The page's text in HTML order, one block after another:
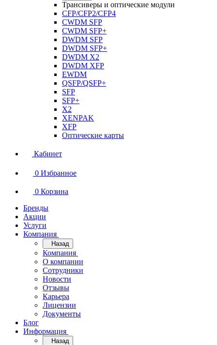
Трансиверы и оптические модули
CFP/CFP2/CFP4
CWDM SFP
CWDM SFP+
DWDM SFP
DWDM SFP+
DWDM X2
DWDM XFP
EWDM
QSFP/QSFP+
SFP
SFP+
X2
XENPAK
XFP
Оптические карты
Кабинет
0 Избранное
0 Корзина
Бренды
Акции
Услуги
Компания
Назад
Компания
О компании
Сотрудники
Новости
Отзывы
Карьера
Лицензии
Документы
Блог
Информация
Назад